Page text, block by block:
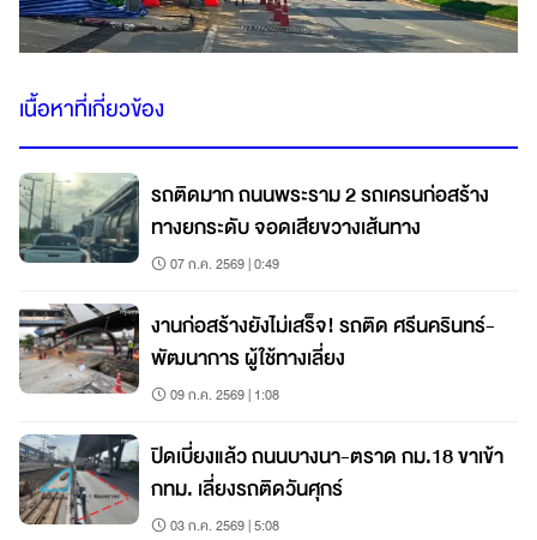
เนื้อหาที่เกี่ยวข้อง
รถติดมาก ถนนพระราม 2 รถเครนก่อสร้าง
ทางยกระดับ จอดเสียขวางเส้นทาง
07 ก.ค. 2569 | 0:49
งานก่อสร้างยังไม่เสร็จ! รถติด ศรีนครินทร์-
พัฒนาการ ผู้ใช้ทางเลี่ยง
09 ก.ค. 2569 | 1:08
ปิดเบี่ยงแล้ว ถนนบางนา-ตราด กม.18 ขาเข้า
กทม. เลี่ยงรถติดวันศุกร์
03 ก.ค. 2569 | 5:08